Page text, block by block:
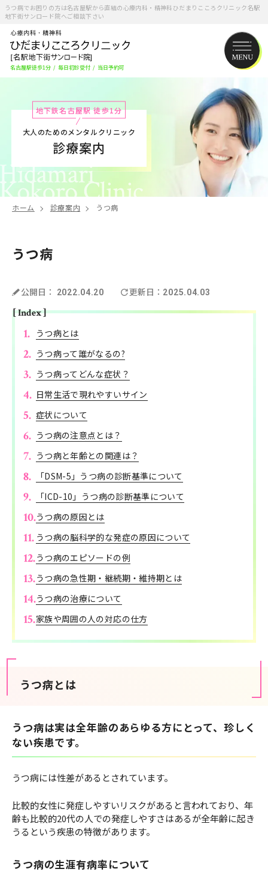
うつ病でお困りの方は名古屋駅から直結の心療内科・精神科ひだまりこころクリニック名駅
地下街サンロード院へご相談下さい
名古屋駅徒歩1分 / 毎日初診受付 / 当日予約可
地下鉄名古屋駅 徒歩1分
大人のためのメンタルクリニック
診療案内
ホーム 診療案内 うつ病
うつ病
公開日： 2022.04.20 更新日： 2025.04.03
[ Index ]
うつ病とは
うつ病って誰がなるの?
うつ病ってどんな症状？
日常生活で現れやすいサイン
症状について
うつ病の注意点とは？
うつ病と年齢との関連は？
「DSM-5」うつ病の診断基準について
「ICD-10」うつ病の診断基準について
うつ病の原因とは
うつ病の脳科学的な発症の原因について
うつ病のエピソードの例
うつ病の急性期・継続期・維持期とは
うつ病の治療について
家族や周囲の人の対応の仕方
うつ病とは
うつ病は実は全年齢のあらゆる方にとって、珍しく
ない疾患です。
うつ病には性差があるとされています。
比較的女性に発症しやすいリスクがあると言われており、年
齢も比較的20代の人での発症しやすさはあるが全年齢に起き
うるという疾患の特徴があります。
うつ病の生涯有病率について